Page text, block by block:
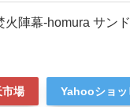
火陣幕-homura サン
市場 Yahooショッ